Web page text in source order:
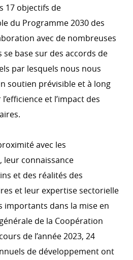
17 objectifs de
du Programme 2030 des
avec de nombreuses
base sur des accords de
par lesquels nous nous
soutien prévisible et à long
et l’impact des
avec les
leur connaissance
et des réalités des
et leur expertise sectorielle
importants dans la mise en
de la Coopération
de l’année 2023, 24
de développement ont